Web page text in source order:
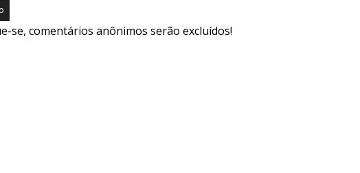
se, comentários anônimos serão excluídos!